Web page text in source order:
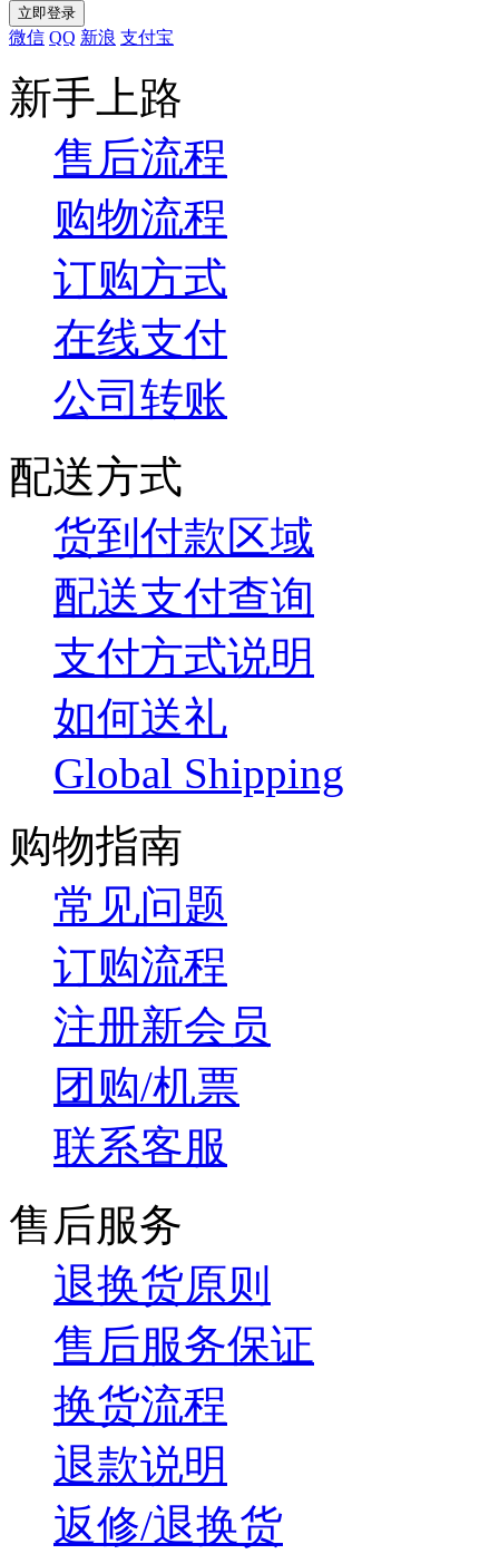
微信 QQ 新浪 支付宝
新手上路
售后流程
购物流程
订购方式
在线支付
公司转账
配送方式
货到付款区域
配送支付查询
支付方式说明
如何送礼
Global Shipping
购物指南
常见问题
订购流程
注册新会员
团购/机票
联系客服
售后服务
退换货原则
售后服务保证
换货流程
退款说明
返修/退换货